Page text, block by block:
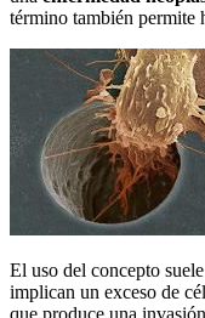
término también permite
El uso del concepto
implican un exceso de
que produce una